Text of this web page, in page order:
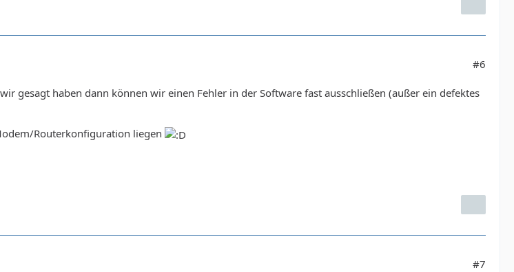
#6
gesagt haben dann können wir einen Fehler in der Software fast ausschließen (außer ein defektes
Routerkonfiguration liegen
#7